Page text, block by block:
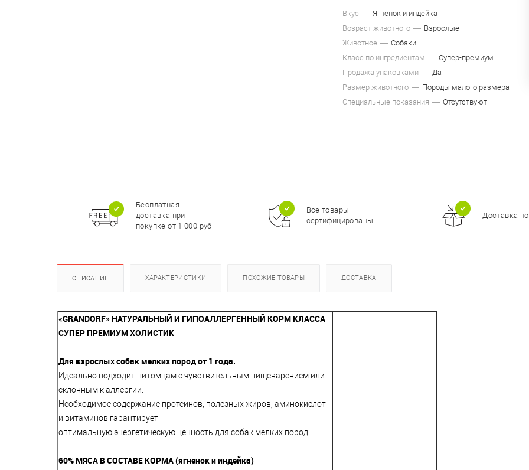
Вкус
Ягненок и индейка
Возраст животного
Взрослые
Животное
Собаки
Класс по ингредиентам
Супер-премиум
Продажа упаковками
Да
Размер животного
Породы малого размера
Специальные показания
Отсутствуют
Бесплатная
доставка при
покупке от 1 000 руб
Все товары
сертифицированы
Доставка
ОПИСАНИЕ ХАРАКТЕРИСТИКИ ПОХОЖИЕ ТОВАРЫ ДОСТАВКА
«GRANDORF» НАТУРАЛЬНЫЙ И ГИПОАЛЛЕРГЕННЫЙ КОРМ КЛАССА
СУПЕР ПРЕМИУМ ХОЛИСТИК
Для взрослых собак мелких пород от 1 года.
Идеально подходит питомцам с чувствительным пищеварением или
склонным к аллергии.
Необходимое содержание протеинов, полезных жиров, аминокислот
и витаминов гарантирует
оптимальную энергетическую ценность для собак мелких пород.
60% МЯСА В СОСТАВЕ КОРМА (ягненок и индейка)